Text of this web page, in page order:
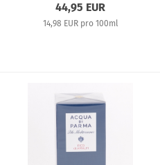
44,95 EUR
14,98 EUR pro 100ml